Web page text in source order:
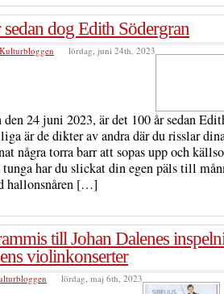
dog Edith Södergran
Kulturbloggen lördag, juni 24th, 2023
24 juni 2023, är det 100 år sedan
är de dikter av andra där du risslar
några torra barr att sopas upp och
har du slickat din egen päls till
hallonsnåren […]
till Johan Dalenes
violinkonserter
lördag, maj 6th, 2023